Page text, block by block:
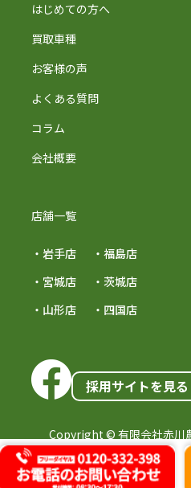
はじめての方へ
買取車種
お客様の声
よくある質問
コラム
会社概要
店舗一覧
・岩手店
・宮城店
・山形店
・福島店
・茨城店
・四国店
採用サイトを見
Copyright © 有限会社赤川